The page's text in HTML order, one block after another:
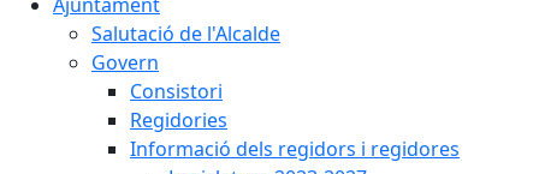
Salutació de l'Alcalde
Govern
Consistori
Regidories
Informació dels regidors i regidores